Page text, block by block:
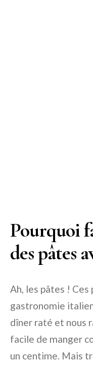
Pourquoi
des pâtes
Ah, les pâtes !
gastronomie
dîner raté et nous
facile de manger
un centime. Mais